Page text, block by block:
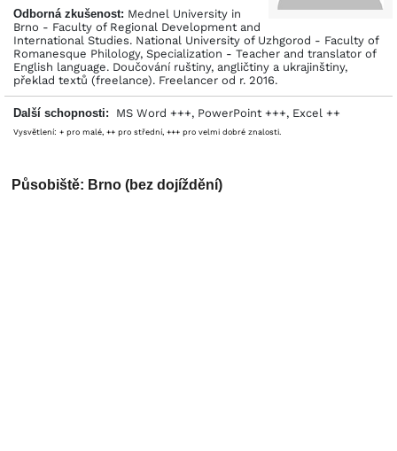
Odborná zkušenost: Mednel University in
Brno - Faculty of Regional Development and
International Studies. National University of Uzhgorod - Faculty of
Romanesque Philology, Specialization - Teacher and translator of
English language. Doučování ruštiny, angličtiny a ukrajinštiny,
překlad textů (freelance). Freelancer od r. 2016.
Další schopnosti: MS Word +++, PowerPoint +++, Excel ++
Vysvětlení: + pro malé, ++ pro střední, +++ pro velmi dobré znalosti.
Působiště: Brno (bez dojíždění)